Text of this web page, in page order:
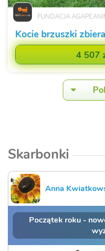
FUNDACJA
Kocie brzuszki
4 507
Skarbonki
Anna
Początek roku -